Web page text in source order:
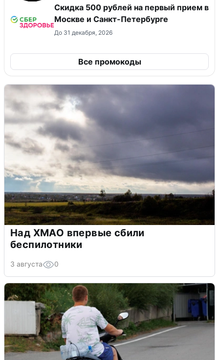
Скидка 500 рублей на первый прием в
Москве и Санкт-Петербурге
До 31 декабря, 2026
Все промокоды
Над ХМАО впервые сбили
беспилотники
3 августа 0